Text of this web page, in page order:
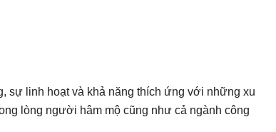
sự linh hoạt và khả năng thích ứng với những xu
lòng người hâm mộ cũng như cả ngành công